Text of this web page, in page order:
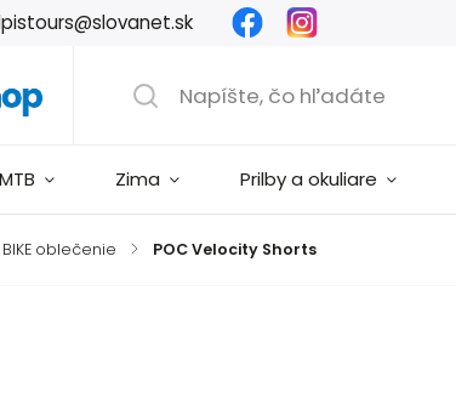
Facebook
Zima Prilby a okuliare
BIKE oblečenie / POC Velocity Shorts